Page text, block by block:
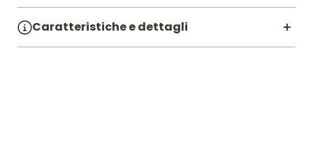
Caratteristiche e dettagli